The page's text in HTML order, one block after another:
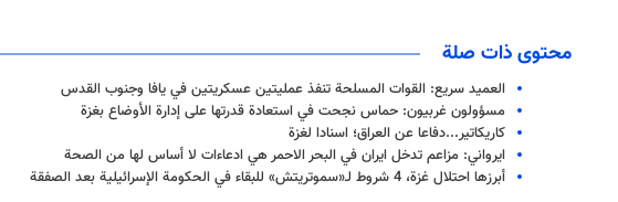
محتوى ذات صلة
العميد سريع: القوات المسلحة تنفذ عمليتين عسكريتين في يافا وجنوب القدس
مسؤولون غربيون: حماس نجحت في استعادة قدرتها على إدارة الأوضاع بغزة
كاريكاتير...دفاعا عن العراق؛ اسنادا لغزة
ايرواني: مزاعم تدخل ايران في البحر الاحمر هي ادعاءات لا أساس لها من الصحة
أبرزها احتلال غزة، 4 شروط لـ«سموتريتش» للبقاء في الحكومة الإسرائيلية بعد الصفقة